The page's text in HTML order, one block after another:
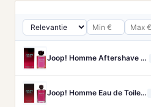
Joop! Homme Aftershave - 75 ml
Joop! Homme Eau de Toilette voor heren - Sensuele geur met kruidige noten - 200 ml